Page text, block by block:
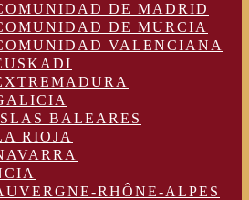
DE MADRID
DE MURCIA
VALENCIANA
BALEARES
RIOJA
RHÔNE-ALPES